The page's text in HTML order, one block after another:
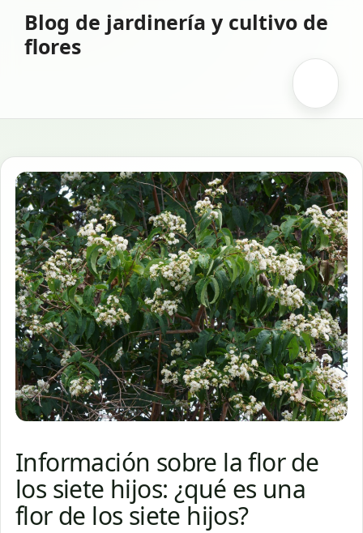
contenido
Blog de jardinería y cultivo de
flores
Información sobre la flor de
los siete hijos: ¿qué es una
flor de los siete hijos?